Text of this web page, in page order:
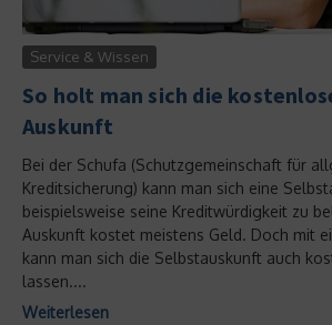
Service & Wissen
So holt man sich die
Auskunft
Bei der Schufa (Schutzgemeinschaft für
Kreditsicherung) kann man sich eine
beispielsweise seine Kreditwürdigkeit zu
Auskunft kostet meistens Geld. Doch mit
kann man sich die Selbstauskunft auch
lassen....
Weiterlesen